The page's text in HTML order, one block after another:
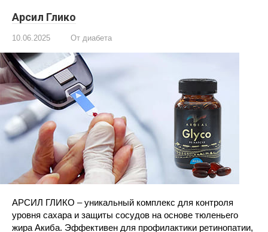
Арсил Глико
10.06.2025 От диабета
АРСИЛ ГЛИКО – уникальный комплекс для контроля
уровня сахара и защиты сосудов на основе тюленьего
жира Акиба. Эффективен для профилактики ретинопатии,